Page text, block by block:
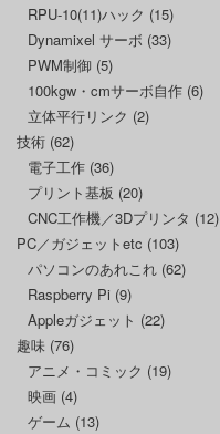
RPU-10(11)ハック (15)
Dynamixel サーボ (33)
PWM制御 (5)
100kgw・cmサーボ自作 (6)
立体平行リンク (2)
技術 (62)
電子工作 (36)
プリント基板 (20)
CNC工作機／3Dプリンタ (12)
PC／ガジェットetc (103)
パソコンのあれこれ (62)
Raspberry Pi (9)
Appleガジェット (22)
趣味 (76)
アニメ・コミック (19)
映画 (4)
ゲーム (13)